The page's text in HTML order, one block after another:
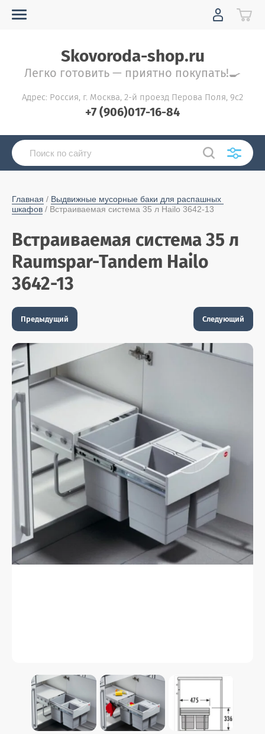
Skovoroda-shop.ru
Легко готовить — приятно покупать!🍳
Адрес: Россия, г. Москва, 2-й проезд Перова Поля, 9с2
+7 (906)017-16-84
Главная / Выдвижные мусорные баки для распашных
шкафов / Встраиваемая система 35 л Hailo 3642-13
Встраиваемая система 35 л
Raumspar-Tandem Hailo
3642-13
Предыдущий Следующий